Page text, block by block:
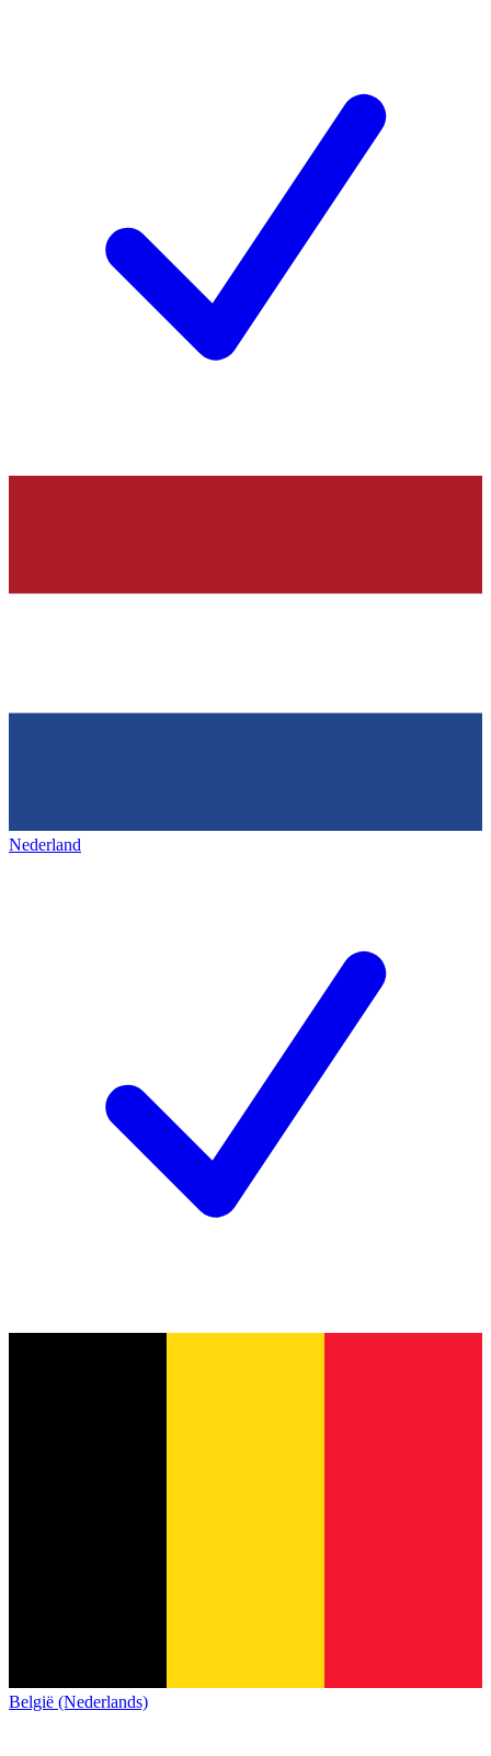
Nederland
België (Nederlands)